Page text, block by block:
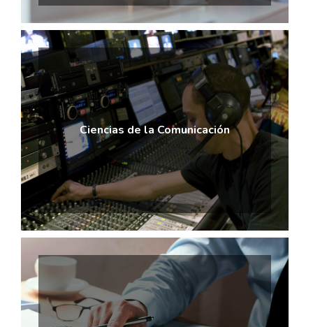
Ciencias de la Comunicación